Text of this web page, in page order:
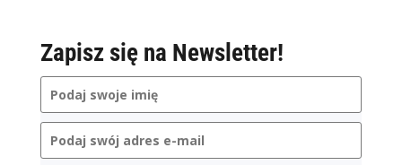
Zapisz się na Newsletter!